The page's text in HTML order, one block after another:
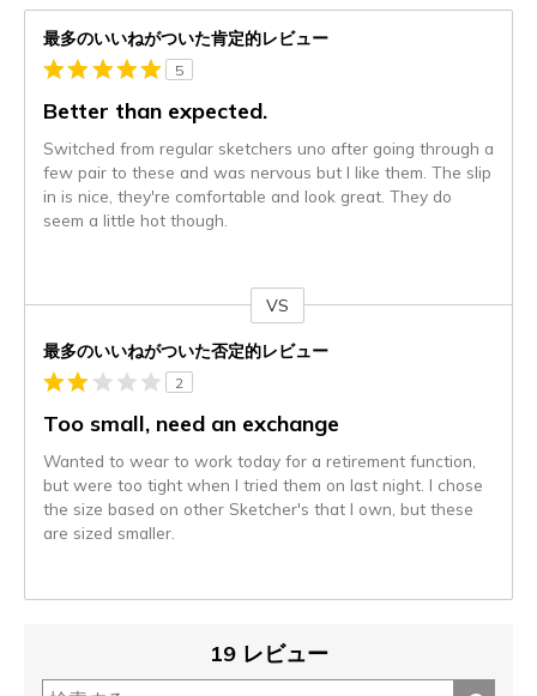
最多のいいねがついた肯定的レビュー
5
Better than expected.
Switched from regular sketchers uno after going through a
few pair to these and was nervous but I like them. The slip
in is nice, they're comfortable and look great. They do
seem a little hot though.
VS
最多のいいねがついた否定的レビュー
2
Too small, need an exchange
Wanted to wear to work today for a retirement function,
but were too tight when I tried them on last night. I chose
the size based on other Sketcher's that I own, but these
are sized smaller.
19 レビュー